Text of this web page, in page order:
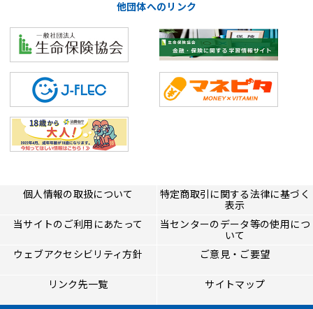
他団体へのリンク
個人情報の取扱について
特定商取引に関する法律に基づく
表示
当サイトのご利用にあたって
当センターのデータ等の使用につ
いて
ウェブアクセシビリティ方針
ご意見・ご要望
リンク先一覧 サイトマップ